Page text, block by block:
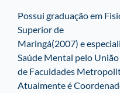
Possui graduação em
Superior de
Maringá(2007) e
Saúde Mental pelo União
de Faculdades
Atualmente é